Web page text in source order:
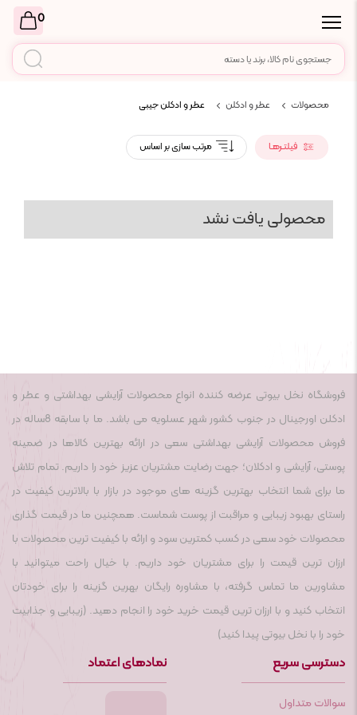
0
محصولات عطر و ادکلن عطر و ادکلن جیبی
مرتب سازی بر اساس
محصولی یافت نشد
فروشگاه نخل بیوتی عرضه کننده انواع محصولات آرایشی بهداشتی و عطر و
ادکلن اورجینال در جنوب کشور شهر عسلویه می باشد. ما با سابقه 8ساله در
فروش محصولات آرایشی بهداشتی سعی در ارائه بهترین کالاها در ضمینه
پوستی، آرایشی و ادکلان؛ جهت رضایت مشتریان عزیز خود را داریم. تمام تلاش
ما برای شما انتخاب بهترین گزینه های موجود در بازار با بالاترین کیفیت در
راستای بهبود زیبایی و مراقبت از پوست شماست. همچنین ما در قیمت گذاری
محصولات خود سعی در کسب کمترین سود و ارائه با کیفیت ترین محصولات با
ارزان ترین قیمت را برای مشتریان خود داریم. با خیال راحت میتوانید با
مشاورین ما تماس گرفته، با مشاوره رایگان بهرین گزینه را برای خودتان
انتخاب کنید و با ارزان ترین قیمت خرید خود را انجام دهید. (زیبایی و جذابیت
خود را با نخل بیوتی پیدا کنید)
دسترسی سریع
سوالات متداول
نمادهای اعتماد